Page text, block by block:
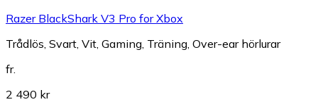
Razer BlackShark V3 Pro for Xbox
Trådlös, Svart, Vit, Gaming, Träning, Over-ear hörlurar
fr.
2 490 kr